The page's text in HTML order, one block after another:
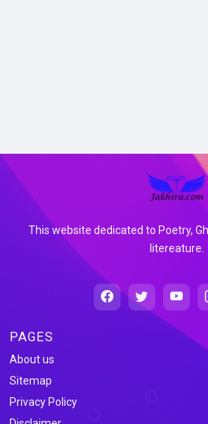
This website dedicated to Poetry,
litereature.
PAGES
About us
Sitemap
Privacy Policy